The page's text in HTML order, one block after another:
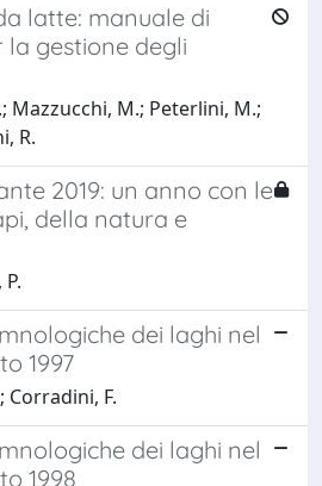
latte: manuale di
la gestione degli
Mazzucchi, M.; Peterlini, M.;
R.
2019: un anno con le
della natura e
dei laghi nel
1997
Corradini, F.
dei laghi nel
1998